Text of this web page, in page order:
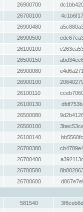
26900700
26700100
26900480
26900500
26100100
26500150
26900080
26900100
26100110
26100130
26500080
26500100
26100140
26700380
26700400
26700580
26700600
581540